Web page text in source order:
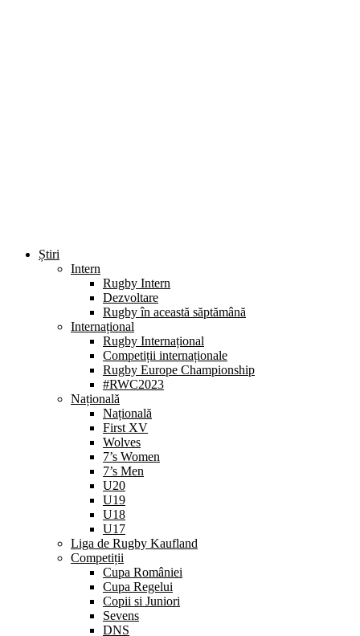
Știri
Intern
Rugby Intern
Dezvoltare
Rugby în această săptămână
Internațional
Rugby Internațional
Competiții internaționale
Rugby Europe Championship
#RWC2023
Națională
Națională
First XV
Wolves
7’s Women
7’s Men
U20
U19
U18
U17
Liga de Rugby Kaufland
Competiții
Cupa României
Cupa Regelui
Copii si Juniori
Sevens
DNS